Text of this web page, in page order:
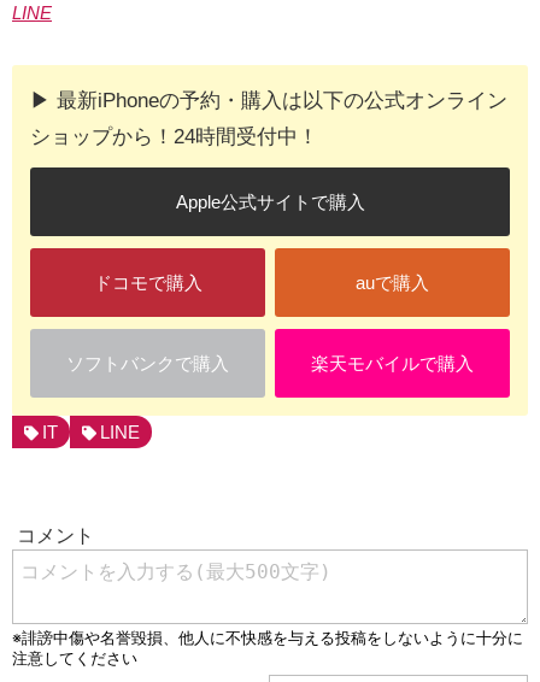
LINE
▶︎ 最新iPhoneの予約・購入は以下の公式オンライン
ショップから！24時間受付中！
Apple公式サイトで購入
ドコモで購入 auで購入
ソフトバンクで購入 楽天モバイルで購入
IT LINE